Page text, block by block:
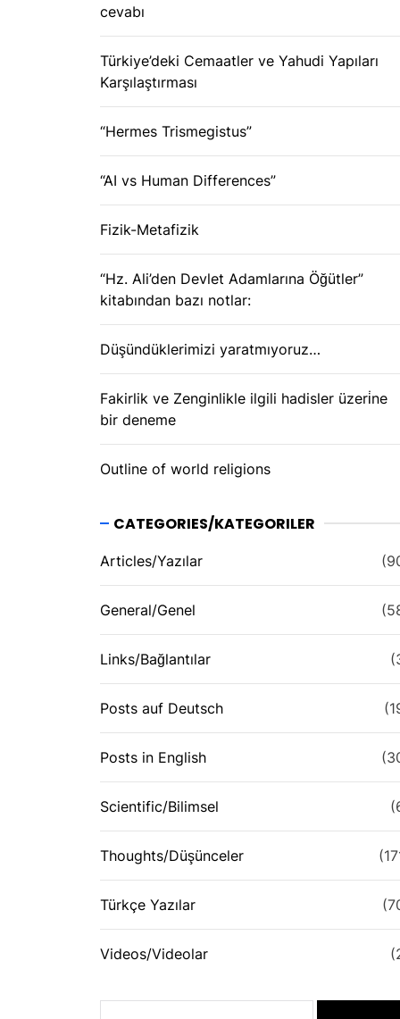
cevabı
Türkiye’deki Cemaatler ve Yahudi Yapıları
Karşılaştırması
“Hermes Trismegistus”
“AI vs Human Differences”
Fizik-Metafizik
“Hz. Ali’den Devlet Adamlarına Öğütler”
kitabından bazı notlar:
Düşündüklerimizi yaratmıyoruz…
Fakirlik ve Zenginlikle ilgili hadisler üzeri̇ne
bir deneme
Outline of world religions
CATEGORIES/KATEGORILER
Articles/Yazılar
General/Genel
Links/Bağlantılar
Posts auf Deutsch
Posts in English
Scientific/Bilimsel
Thoughts/Düşünceler
Türkçe Yazılar
Videos/Videolar